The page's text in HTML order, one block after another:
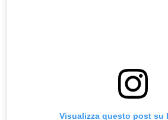
Visualizza questo post su